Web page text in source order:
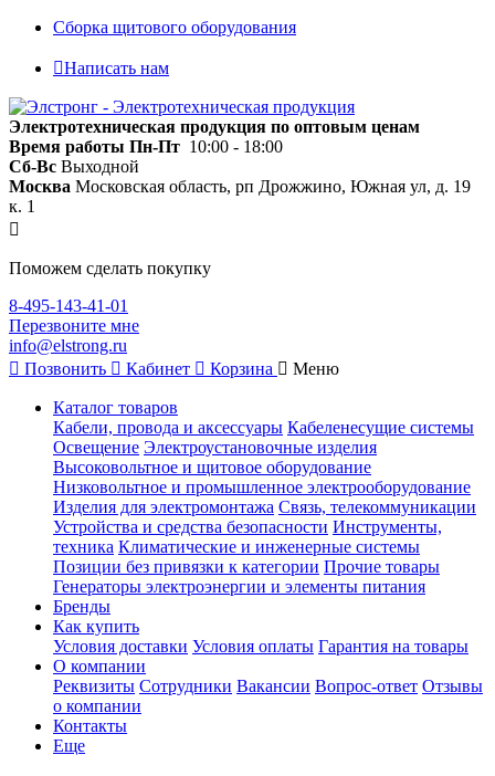
Сборка щитового оборудования
Написать нам
Электротехническая продукция по оптовым ценам
Время работы Пн-Пт 10:00 - 18:00
Сб-Вс Выходной
Москва Московская область, рп Дрожжино, Южная ул, д. 19
к. 1
Поможем сделать покупку
8-495-143-41-01
Перезвоните мне
info@elstrong.ru
Позвонить
Кабинет Корзина Меню
Каталог товаров
Кабели, провода и аксессуары Кабеленесущие системы
Освещение Электроустановочные изделия
Высоковольтное и щитовое оборудование
Низковольтное и промышленное электрооборудование
Изделия для электромонтажа Связь, телекоммуникации
Устройства и средства безопасности Инструменты,
техника Климатические и инженерные системы
Позиции без привязки к категории Прочие товары
Генераторы электроэнергии и элементы питания
Бренды
Как купить
Условия доставки Условия оплаты Гарантия на товары
О компании
Реквизиты Сотрудники Вакансии Вопрос-ответ Отзывы
о компании
Контакты
Еще